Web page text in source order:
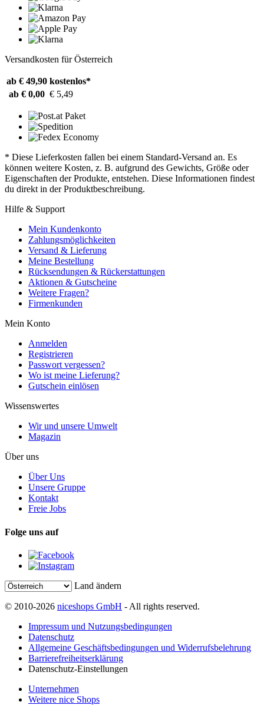
Versandkosten für Österreich
ab € 49,90 kostenlos*
ab € 0,00 € 5,49
* Diese Lieferkosten fallen bei einem Standard-Versand an. Es
können weitere Kosten, z. B. aufgrund des Gewichts, Größe oder
Eigenschaften der Produkte, entstehen. Diese Informationen findest
du direkt in der Produktbeschreibung.
Hilfe & Support
Mein Kundenkonto
Zahlungsmöglichkeiten
Versand & Lieferung
Meine Bestellung
Rücksendungen & Rückerstattungen
Aktionen & Gutscheine
Weitere Fragen?
Firmenkunden
Mein Konto
Anmelden
Registrieren
Passwort vergessen?
Wo ist meine Lieferung?
Gutschein einlösen
Wissenswertes
Wir und unsere Umwelt
Magazin
Über uns
Über Uns
Unsere Gruppe
Kontakt
Freie Jobs
Folge uns auf
Land ändern
© 2010-2026 niceshops GmbH - All rights reserved.
Impressum und Nutzungsbedingungen
Datenschutz
Allgemeine Geschäftsbedingungen und Widerrufsbelehrung
Barrierefreiheitserklärung
Datenschutz-Einstellungen
Unternehmen
Weitere nice Shops